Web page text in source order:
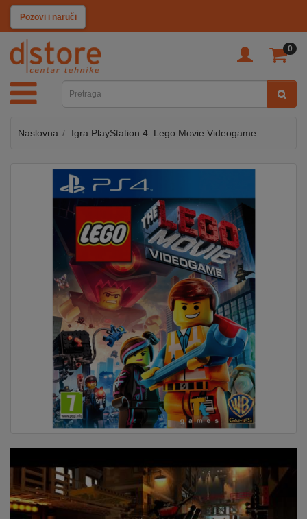
Pozovi i naruči
0
KATEGORIJE
TV
SAT
MOBILNI
KUĆANSKI
ENERGIJA
SECURITY
Naslovna Igra PlayStation 4: Lego Movie Videogame